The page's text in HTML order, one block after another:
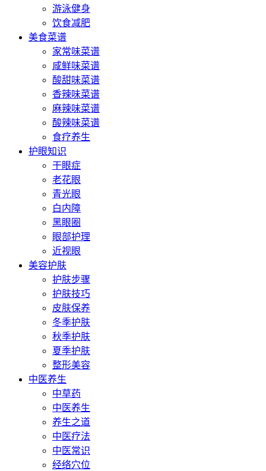
游泳健身
饮食减肥
美食菜谱
家常味菜谱
咸鲜味菜谱
酸甜味菜谱
香辣味菜谱
麻辣味菜谱
酸辣味菜谱
食疗养生
护眼知识
干眼症
老花眼
青光眼
白内障
黑眼圈
眼部护理
近视眼
美容护肤
护肤步骤
护肤技巧
皮肤保养
冬季护肤
秋季护肤
夏季护肤
整形美容
中医养生
中草药
中医养生
养生之道
中医疗法
中医常识
经络穴位